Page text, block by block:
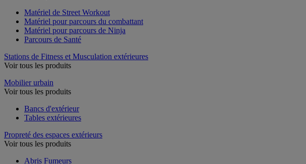
Matériel de Street Workout
Matériel pour parcours du combattant
Matériel pour parcours de Ninja
Parcours de Santé
Stations de Fitness et Musculation extérieures
Voir tous les produits
Mobilier urbain
Voir tous les produits
Bancs d'extérieur
Tables extérieures
Propreté des espaces extérieurs
Voir tous les produits
Abris Fumeurs